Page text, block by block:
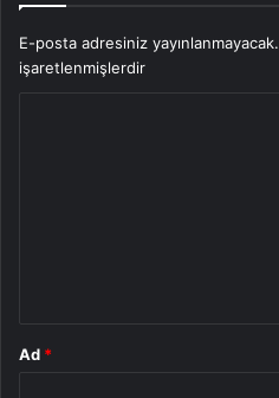
E-posta adresiniz yayınlanmayacak.
işaretlenmişlerdir
Ad *